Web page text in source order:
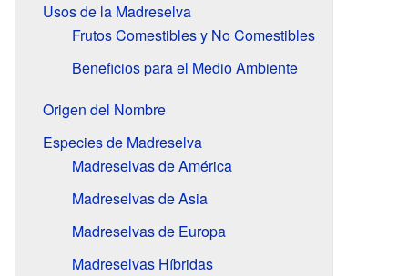
Usos de la Madreselva
Frutos Comestibles y No Comestibles
Beneficios para el Medio Ambiente
Origen del Nombre
Especies de Madreselva
Madreselvas de América
Madreselvas de Asia
Madreselvas de Europa
Madreselvas Híbridas